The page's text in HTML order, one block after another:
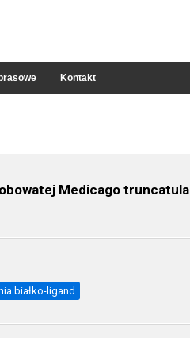
Kontakt
Medicago truncatula
białko-ligand